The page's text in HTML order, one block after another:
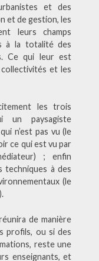
et des
et de gestion, les
leurs champs
à la totalité des
Ce qui leur est
et les
les trois
un paysagiste
n’est pas vu (le
ce qui est vu par
; enfin
techniques à des
(le
de manière
profils, ou si des
reste une
enseignants, et